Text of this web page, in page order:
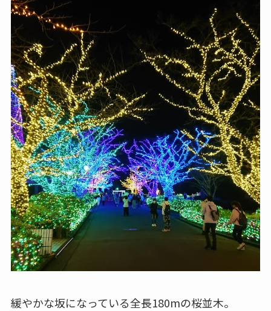
緩やかな坂になっている全長180mの桜並木。